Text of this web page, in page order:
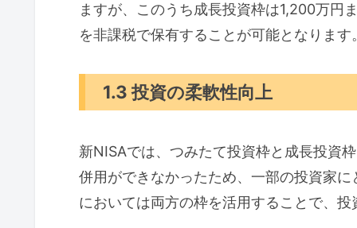
ますが、このうち成長投資枠は1,200万円
を非課税で保有することが可能となります
1.3 投資の柔軟性向上
新NISAでは、つみたて投資枠と成長投資
併用ができなかったため、一部の投資家
においては両方の枠を活用することで、